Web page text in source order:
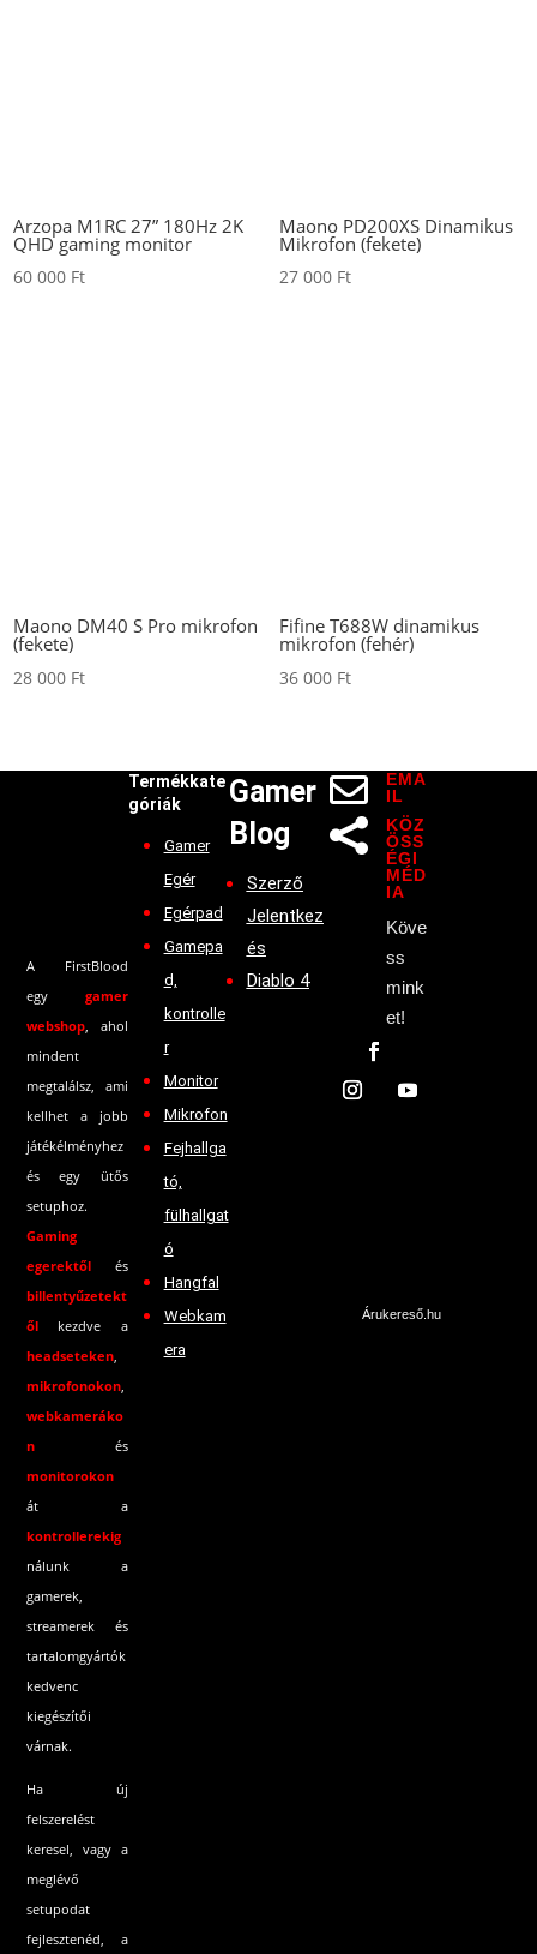
Arzopa M1RC 27” 180Hz 2K
QHD gaming monitor
60 000 Ft
Maono PD200XS Dinamikus
Mikrofon (fekete)
27 000 Ft
Maono DM40 S Pro mikrofon
(fekete)
28 000 Ft
Fifine T688W dinamikus
mikrofon (fehér)
36 000 Ft
A FirstBlood
egy gamer
webshop, ahol
mindent
megtalálsz, ami
kellhet a jobb
játékélményhez
és egy ütős
setuphoz.
Gaming
egerektől és
billentyűzetekt
ől kezdve a
headseteken,
mikrofonokon,
webkameráko
n és
monitorokon
át a
kontrollerekig
nálunk a
gamerek,
streamerek és
tartalomgyártók
kedvenc
kiegészítői
várnak.
Ha új
felszerelést
keresel, vagy a
meglévő
setupodat
fejlesztenéd, a
Termékkate
góriák
Gamer
Egér
Egérpad
Gamepa
d,
kontrolle
r
Monitor
Mikrofon
Fejhallga
tó,
fülhallgat
ó
Hangfal
Webkam
era
Gamer
Blog
Szerző
Jelentkez
és
Diablo 4

EMA
IL

KÖZ
ÖSS
ÉGI
MÉD
IA
Köve
ss
mink
et!
Árukereső.hu